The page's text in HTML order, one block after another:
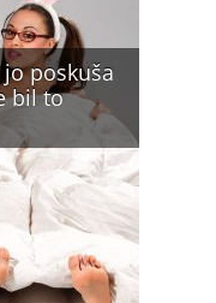
poskuša
bil to